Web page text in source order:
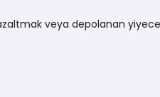
veya depolanan